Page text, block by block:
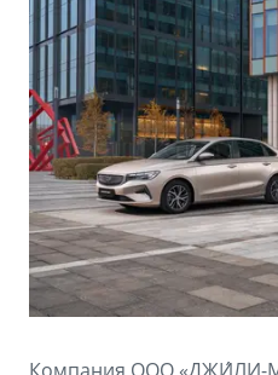
OKAVANGO
от 3 429 990 ₽*
PREFACE
от 3 079 990 ₽*
Аксессуары
Зарядные устройства
ФИНАНСЫ И УСЛУГИ
Автокредит
Расчет КАСКО
Страхование
Советы по эксплуатации
Спецпредложения
ПОДДЕРЖКА
Помощь на дорогах
Гарантия Geely
Сервисная книжка